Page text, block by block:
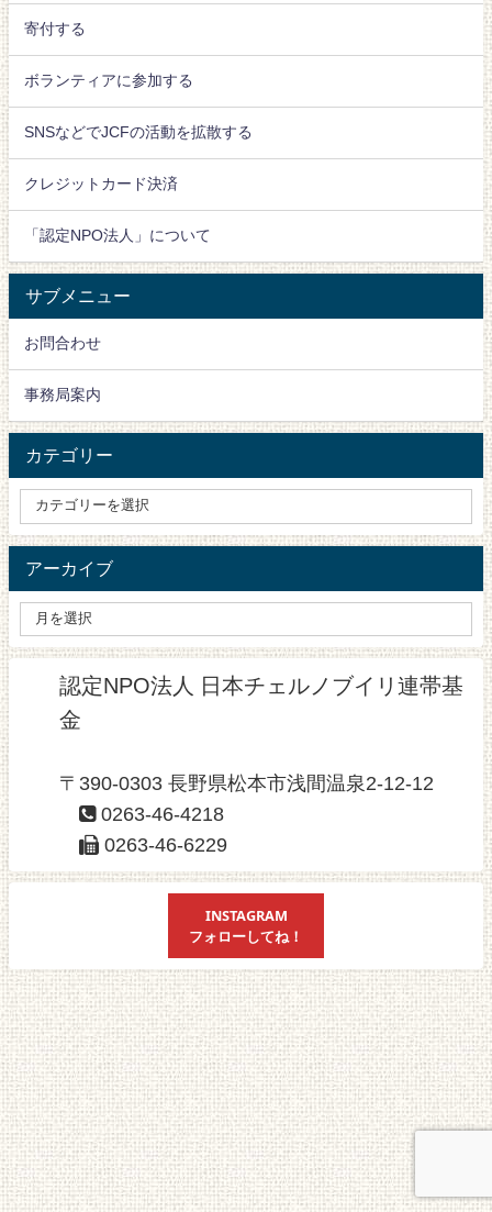
寄付する
ボランティアに参加する
SNSなどでJCFの活動を拡散する
クレジットカード決済
「認定NPO法人」について
サブメニュー
お問合わせ
事務局案内
カテゴリー
アーカイブ
認定NPO法人 日本チェルノブイリ連帯基
金
〒390-0303 長野県松本市浅間温泉2-12-12
0263-46-4218
0263-46-6229
INSTAGRAM
フォローしてね！